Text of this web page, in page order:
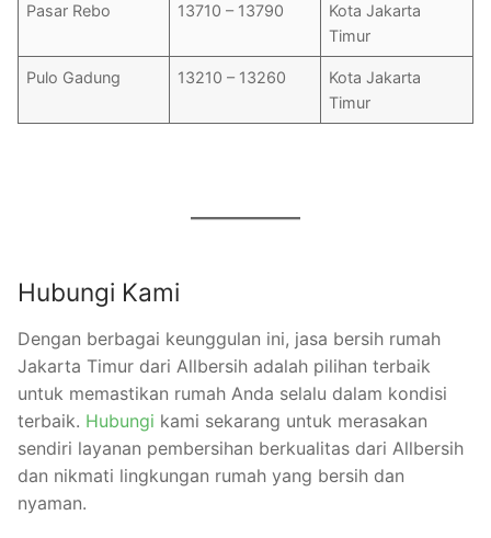
Pasar Rebo 13710 – 13790
Kota Jakarta
Timur
Pulo Gadung 13210 – 13260
Kota Jakarta
Timur
Hubungi Kami
Dengan berbagai keunggulan ini, jasa bersih rumah
Jakarta Timur dari Allbersih adalah pilihan terbaik
untuk memastikan rumah Anda selalu dalam kondisi
terbaik. Hubungi kami sekarang untuk merasakan
sendiri layanan pembersihan berkualitas dari Allbersih
dan nikmati lingkungan rumah yang bersih dan
nyaman.